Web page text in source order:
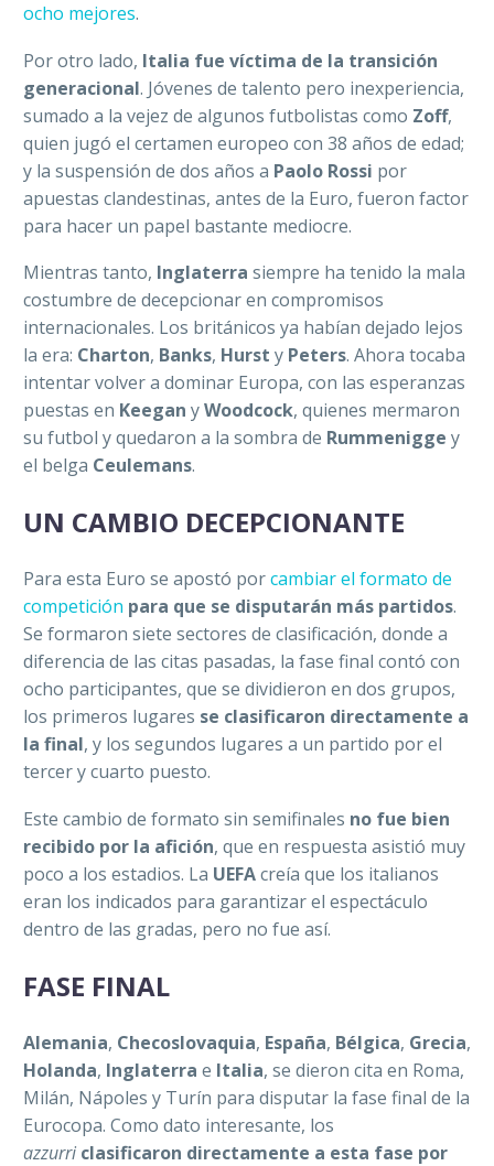
ocho mejores.
Por otro lado, Italia fue víctima de la transición
generacional. Jóvenes de talento pero inexperiencia,
sumado a la vejez de algunos futbolistas como Zoff,
quien jugó el certamen europeo con 38 años de edad;
y la suspensión de dos años a Paolo Rossi por
apuestas clandestinas, antes de la Euro, fueron factor
para hacer un papel bastante mediocre.
Mientras tanto, Inglaterra siempre ha tenido la mala
costumbre de decepcionar en compromisos
internacionales. Los británicos ya habían dejado lejos
la era: Charton, Banks, Hurst y Peters. Ahora tocaba
intentar volver a dominar Europa, con las esperanzas
puestas en Keegan yWoodcock, quienes mermaron
su futbol y quedaron a la sombra de Rummenigge y
el belga Ceulemans.
UN CAMBIO DECEPCIONANTE
Para esta Euro se apostó porcambiar el formato de
competición para que se disputarán más partidos.
Se formaron siete sectores de clasificación, donde a
diferencia de las citas pasadas, la fase final contó con
ocho participantes, que se dividieron en dos grupos,
los primeros lugares se clasificaron directamente a
la final, y los segundos lugares a un partido por el
tercer y cuarto puesto.
Este cambio de formato sin semifinales no fue bien
recibido por la afición, que en respuesta asistió muy
poco a los estadios. La UEFAcreía que los italianos
eran los indicados para garantizar el espectáculo
dentro de las gradas, pero no fue así.
FASE FINAL
Alemania, Checoslovaquia, España, Bélgica, Grecia,
Holanda, Inglaterra e Italia, se dieron cita en Roma,
Milán, Nápoles y Turín para disputar la fase final de la
Eurocopa. Como dato interesante, los
azzurri clasificaron directamente a esta fase por